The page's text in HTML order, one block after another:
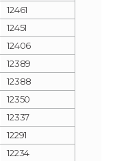
12461
12451
12406
12389
12388
12350
12337
12291
12234